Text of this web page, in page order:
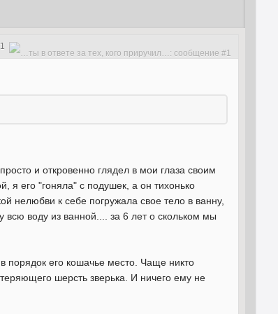
и откровенно глядел в мои глаза своим
я его "гоняла" с подушек, а он тихонько
нелюбви к себе погружала свое тело в ванну,
воду из ванной.... за 6 лет о скольком мы
порядок его кошачье место. Чаще никто
шерсть зверька. И ничего ему не